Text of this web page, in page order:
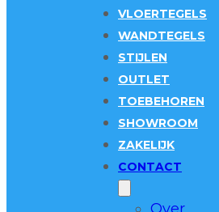
VLOERTEGELS
WANDTEGELS
STIJLEN
OUTLET
TOEBEHOREN
SHOWROOM
ZAKELIJK
CONTACT